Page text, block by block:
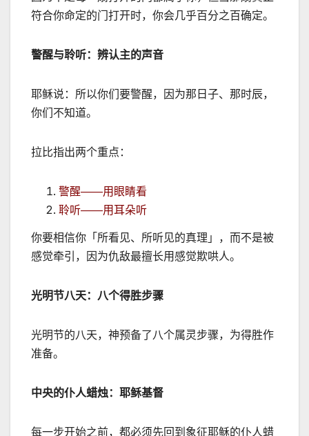
符合你命定的门打开时，你会几乎百分之百确定。
警醒与聆听：辨认主的声音
耶稣说：所以你们要警醒，因为那日子、那时辰，
你们不知道。
拉比指出两个重点：
警醒——用眼睛看
聆听——用耳朵听
你要相信你「所看见、所听见的真理」，而不是被
感觉牵引，因为仇敌最擅长用感觉欺哄人。
光明节八天：八个得胜步骤
光明节的八天，神预备了八个属灵步骤，为得胜作
准备。
中央的仆人蜡烛：耶稣基督
每一步开始之前，都必须先回到象征耶稣的仆人蜡